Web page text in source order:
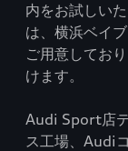
内をお試しい
は、横浜ベイ
ご用意してお
けます。
Audi Sport店
ス工場、Audi